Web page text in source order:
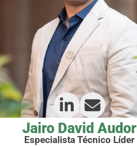
Jairo David Audor
Especialista Técnico Líder